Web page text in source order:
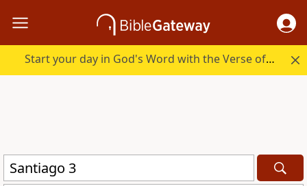
Start your day in God's Word with the Verse of the Day.